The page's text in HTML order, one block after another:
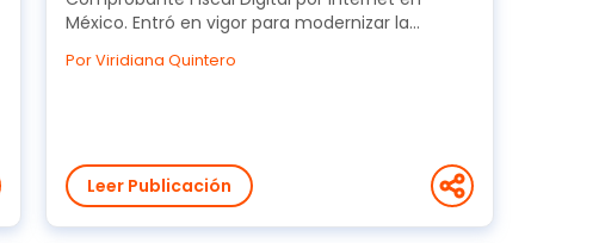
México. Entró en vigor para modernizar la
Por Viridiana Quintero
Leer Publicación